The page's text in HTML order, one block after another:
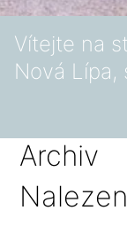
Vítejte na
Nová Lípa,
Archiv